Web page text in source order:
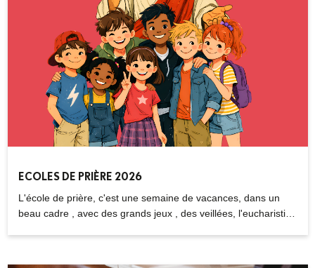
ECOLES DE PRIÈRE 2026
L'école de prière, c'est une semaine de vacances, dans un
beau cadre , avec des grands jeux , des veillées, l'eucharistie,